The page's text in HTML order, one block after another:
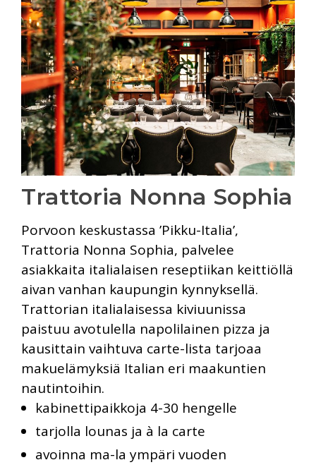
Trattoria Nonna Sophia
Porvoon keskustassa ’Pikku-Italia’,
Trattoria Nonna Sophia, palvelee
asiakkaita italialaisen reseptiikan keittiöllä
aivan vanhan kaupungin kynnyksellä.
Trattorian italialaisessa kiviuunissa
paistuu avotulella napolilainen pizza ja
kausittain vaihtuva carte-lista tarjoaa
makuelämyksiä Italian eri maakuntien
nautintoihin.
kabinettipaikkoja 4-30 hengelle
tarjolla lounas ja à la carte
avoinna ma-la ympäri vuoden